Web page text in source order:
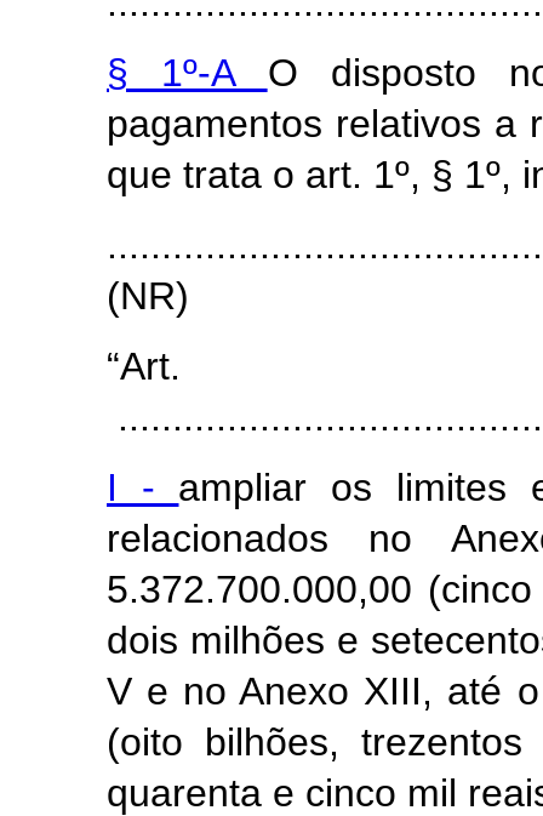
§ 1º-A O disposto
pagamentos relativos a
que trata o art. 1º, § 1º,
(NR)
I - ampliar os limites
relacionados no
5.372.700.000,00
dois milhões e
V e no Anexo XIII, até
(oito bilhões,
quarenta e cinco mil